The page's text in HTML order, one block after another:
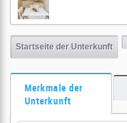
Startseite der Unterkunft
Merkmale der
Unterkunft